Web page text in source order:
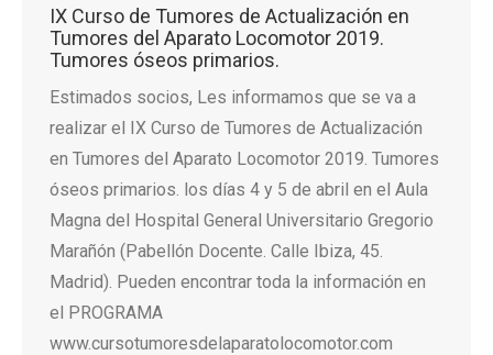
IX Curso de Tumores de Actualización en
Tumores del Aparato Locomotor 2019.
Tumores óseos primarios.
Estimados socios, Les informamos que se va a
realizar el IX Curso de Tumores de Actualización
en Tumores del Aparato Locomotor 2019. Tumores
óseos primarios. los días 4 y 5 de abril en el Aula
Magna del Hospital General Universitario Gregorio
Marañón (Pabellón Docente. Calle Ibiza, 45.
Madrid). Pueden encontrar toda la información en
el PROGRAMA
www.cursotumoresdelaparatolocomotor.com